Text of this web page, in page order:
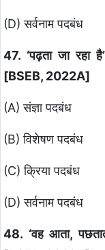
(D) सर्वनाम पदबंध
47. ‘पढ़ता जा रहा
[BSEB, 2022A]
(A) संज्ञा पदबंध
(B) विशेषण पदबंध
(C) क्रिया पदबंध
(D) सर्वनाम पदबंध
48. ‘वह आता,